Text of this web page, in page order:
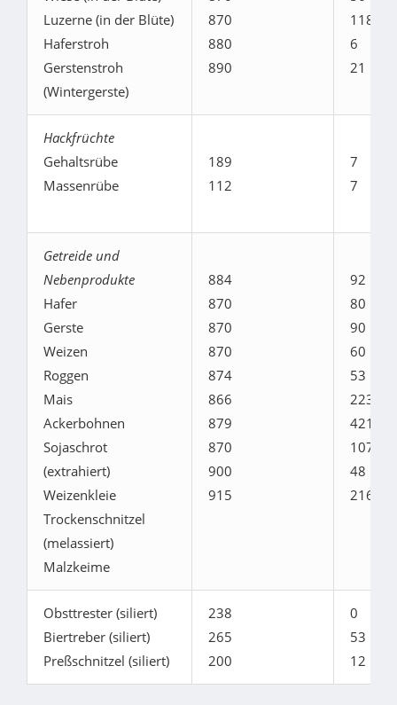
Luzerne (in der Blüte)
Haferstroh
Gerstenstroh
(Wintergerste)
870
880
890
118
6
21
Hackfrüchte
Gehaltsrübe
Massenrübe
189
112
7
7
Getreide und
Nebenprodukte
Hafer
Gerste
Weizen
Roggen
Mais
Ackerbohnen
Sojaschrot
(extrahiert)
Weizenkleie
Trockenschnitzel
(melassiert)
Malzkeime
884
870
870
870
874
866
879
870
900
915
92
80
90
60
53
223
421
107
48
216
Obsttrester (siliert)
Biertreber (siliert)
Preßschnitzel (siliert)
238
265
200
0
53
12